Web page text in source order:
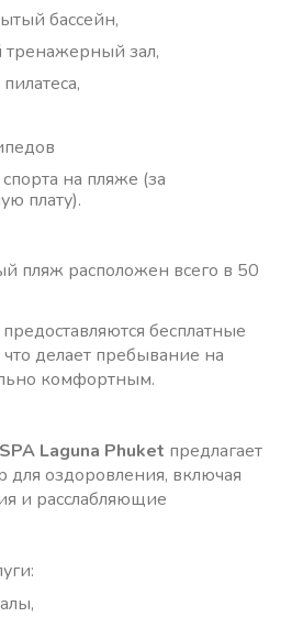
бассейн,
зал,
на пляже (за
плату).
пляж расположен всего в 50
бесплатные
делает пребывание на
комфортным.
Laguna Phuket предлагает
оздоровления, включая
и расслабляющие